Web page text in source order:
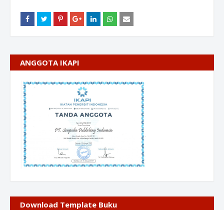
ANGGOTA IKAPI
Download Template Buku